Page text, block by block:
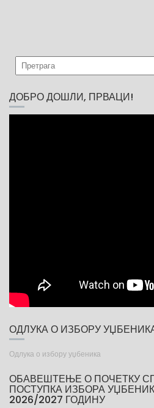
G
A
I
O
ДОБРО ДОШЛИ, ПРВАЦИ!
ОДЛУКА О ИЗБОРУ
Одлука о избору уџбеника
ОБАВЕШТЕЊЕ О ПОЧЕТКУ
ПОСТУПКА ИЗБОРА
2026/2027 ГОДИНУ